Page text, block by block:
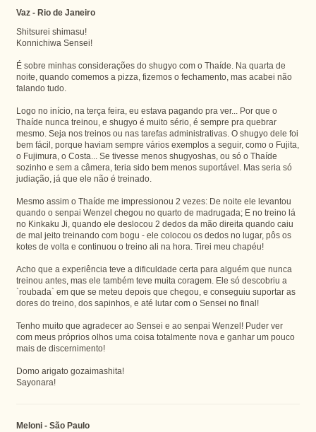
Vaz - Rio de Janeiro
Shitsurei shimasu!
Konnichiwa Sensei!
É sobre minhas considerações do shugyo com o Thaíde. Na quarta de
noite, quando comemos a pizza, fizemos o fechamento, mas acabei não
falando tudo.
Logo no início, na terça feira, eu estava pagando pra ver... Por que o
Thaíde nunca treinou, e shugyo é muito sério, é sempre pra quebrar
mesmo. Seja nos treinos ou nas tarefas administrativas. O shugyo dele foi
bem fácil, porque haviam sempre vários exemplos a seguir, como o Fujita,
o Fujimura, o Costa... Se tivesse menos shugyoshas, ou só o Thaíde
sozinho e sem a câmera, teria sido bem menos suportável. Mas seria só
judiação, já que ele não é treinado.
Mesmo assim o Thaíde me impressionou 2 vezes: De noite ele levantou
quando o senpai Wenzel chegou no quarto de madrugada; E no treino lá
no Kinkaku Ji, quando ele deslocou 2 dedos da mão direita quando caiu
de mal jeito treinando com bogu - ele colocou os dedos no lugar, pôs os
kotes de volta e continuou o treino ali na hora. Tirei meu chapéu!
Acho que a experiência teve a dificuldade certa para alguém que nunca
treinou antes, mas ele também teve muita coragem. Ele só descobriu a
`roubada` em que se meteu depois que chegou, e conseguiu suportar as
dores do treino, dos sapinhos, e até lutar com o Sensei no final!
Tenho muito que agradecer ao Sensei e ao senpai Wenzel! Puder ver
com meus próprios olhos uma coisa totalmente nova e ganhar um pouco
mais de discernimento!
Domo arigato gozaimashita!
Sayonara!
Meloni - São Paulo